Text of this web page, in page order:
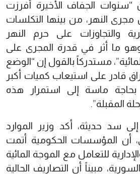
“سنوات الجفاف الأخيرة أفرزت
مجرى النهر، من بينها التكلسات
والتجاوزات على حرم النهر
ما أثر في قدرة المجرى على
مستدركاً بالقول إن “الوضع
قادر على استيعاب كميات أكبر
بحاجة ماسة إلى استمرار هذه
المقبلة”.
إلى سد حديثة، أكد وزير الموارد
أن المؤسسات الحكومية أتمت
للتعامل مع الموجة المائية
مبيناً أن التصاريف الحالية